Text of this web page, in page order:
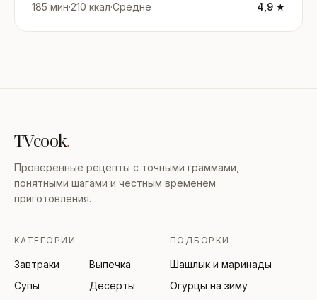
185 мин·210 ккал·Средне 4,9 ★
TVcook.
Проверенные рецепты с точными граммами,
понятными шагами и честным временем
приготовления.
КАТЕГОРИИ
Завтраки
Выпечка
Супы
Десерты
ПОДБОРКИ
Шашлык и маринады
Огурцы на зиму